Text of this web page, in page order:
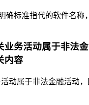
确标准指代的软件名
务活动属于非法
内容
动属于非法金融活动